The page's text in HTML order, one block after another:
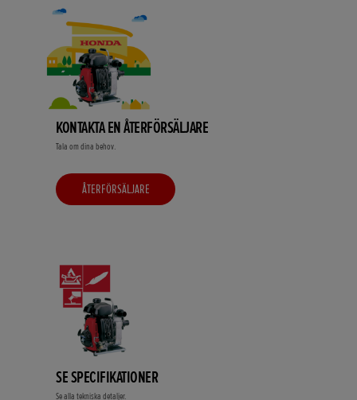
KONTAKTA EN ÅTERFÖRSÄLJARE
Tala om dina behov.
ÅTERFÖRSÄLJARE
SE SPECIFIKATIONER
Se alla tekniska detaljer.